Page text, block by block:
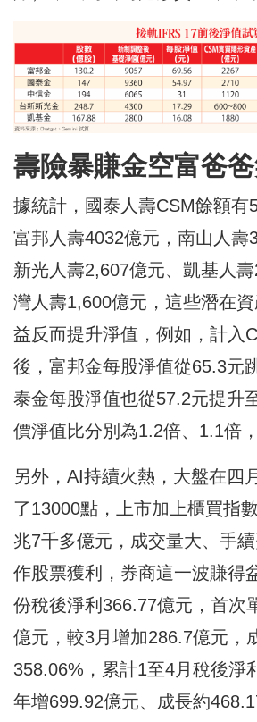
壽險暴賺金空富爸
據統計，國泰人壽CSM餘額有
富邦人壽4032億元，南山人壽
新光人壽2,607億元、凱基人
灣人壽1,600億元，這些潛在
益反而提升淨值，例如，計入
後，富邦金每股淨值從65.3元
泰金每股淨值也從57.2元提升
價淨值比分別為1.2倍、1.1倍
另外，AI持續火熱，大盤在四
了13000點，上市加上櫃買指
兆7千多億元，成交量大、手
作股票獲利，券商這一波賺得
份稅後淨利366.77億元，首次
億元，較3月增加286.7億元，
358.06%，累計1至4月稅後淨
年增699.92億元、成長約